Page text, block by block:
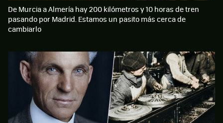
De Murcia a Almería hay 200 kilómetros y 10 horas de tren
pasando por Madrid. Estamos un pasito más cerca de
cambiarlo